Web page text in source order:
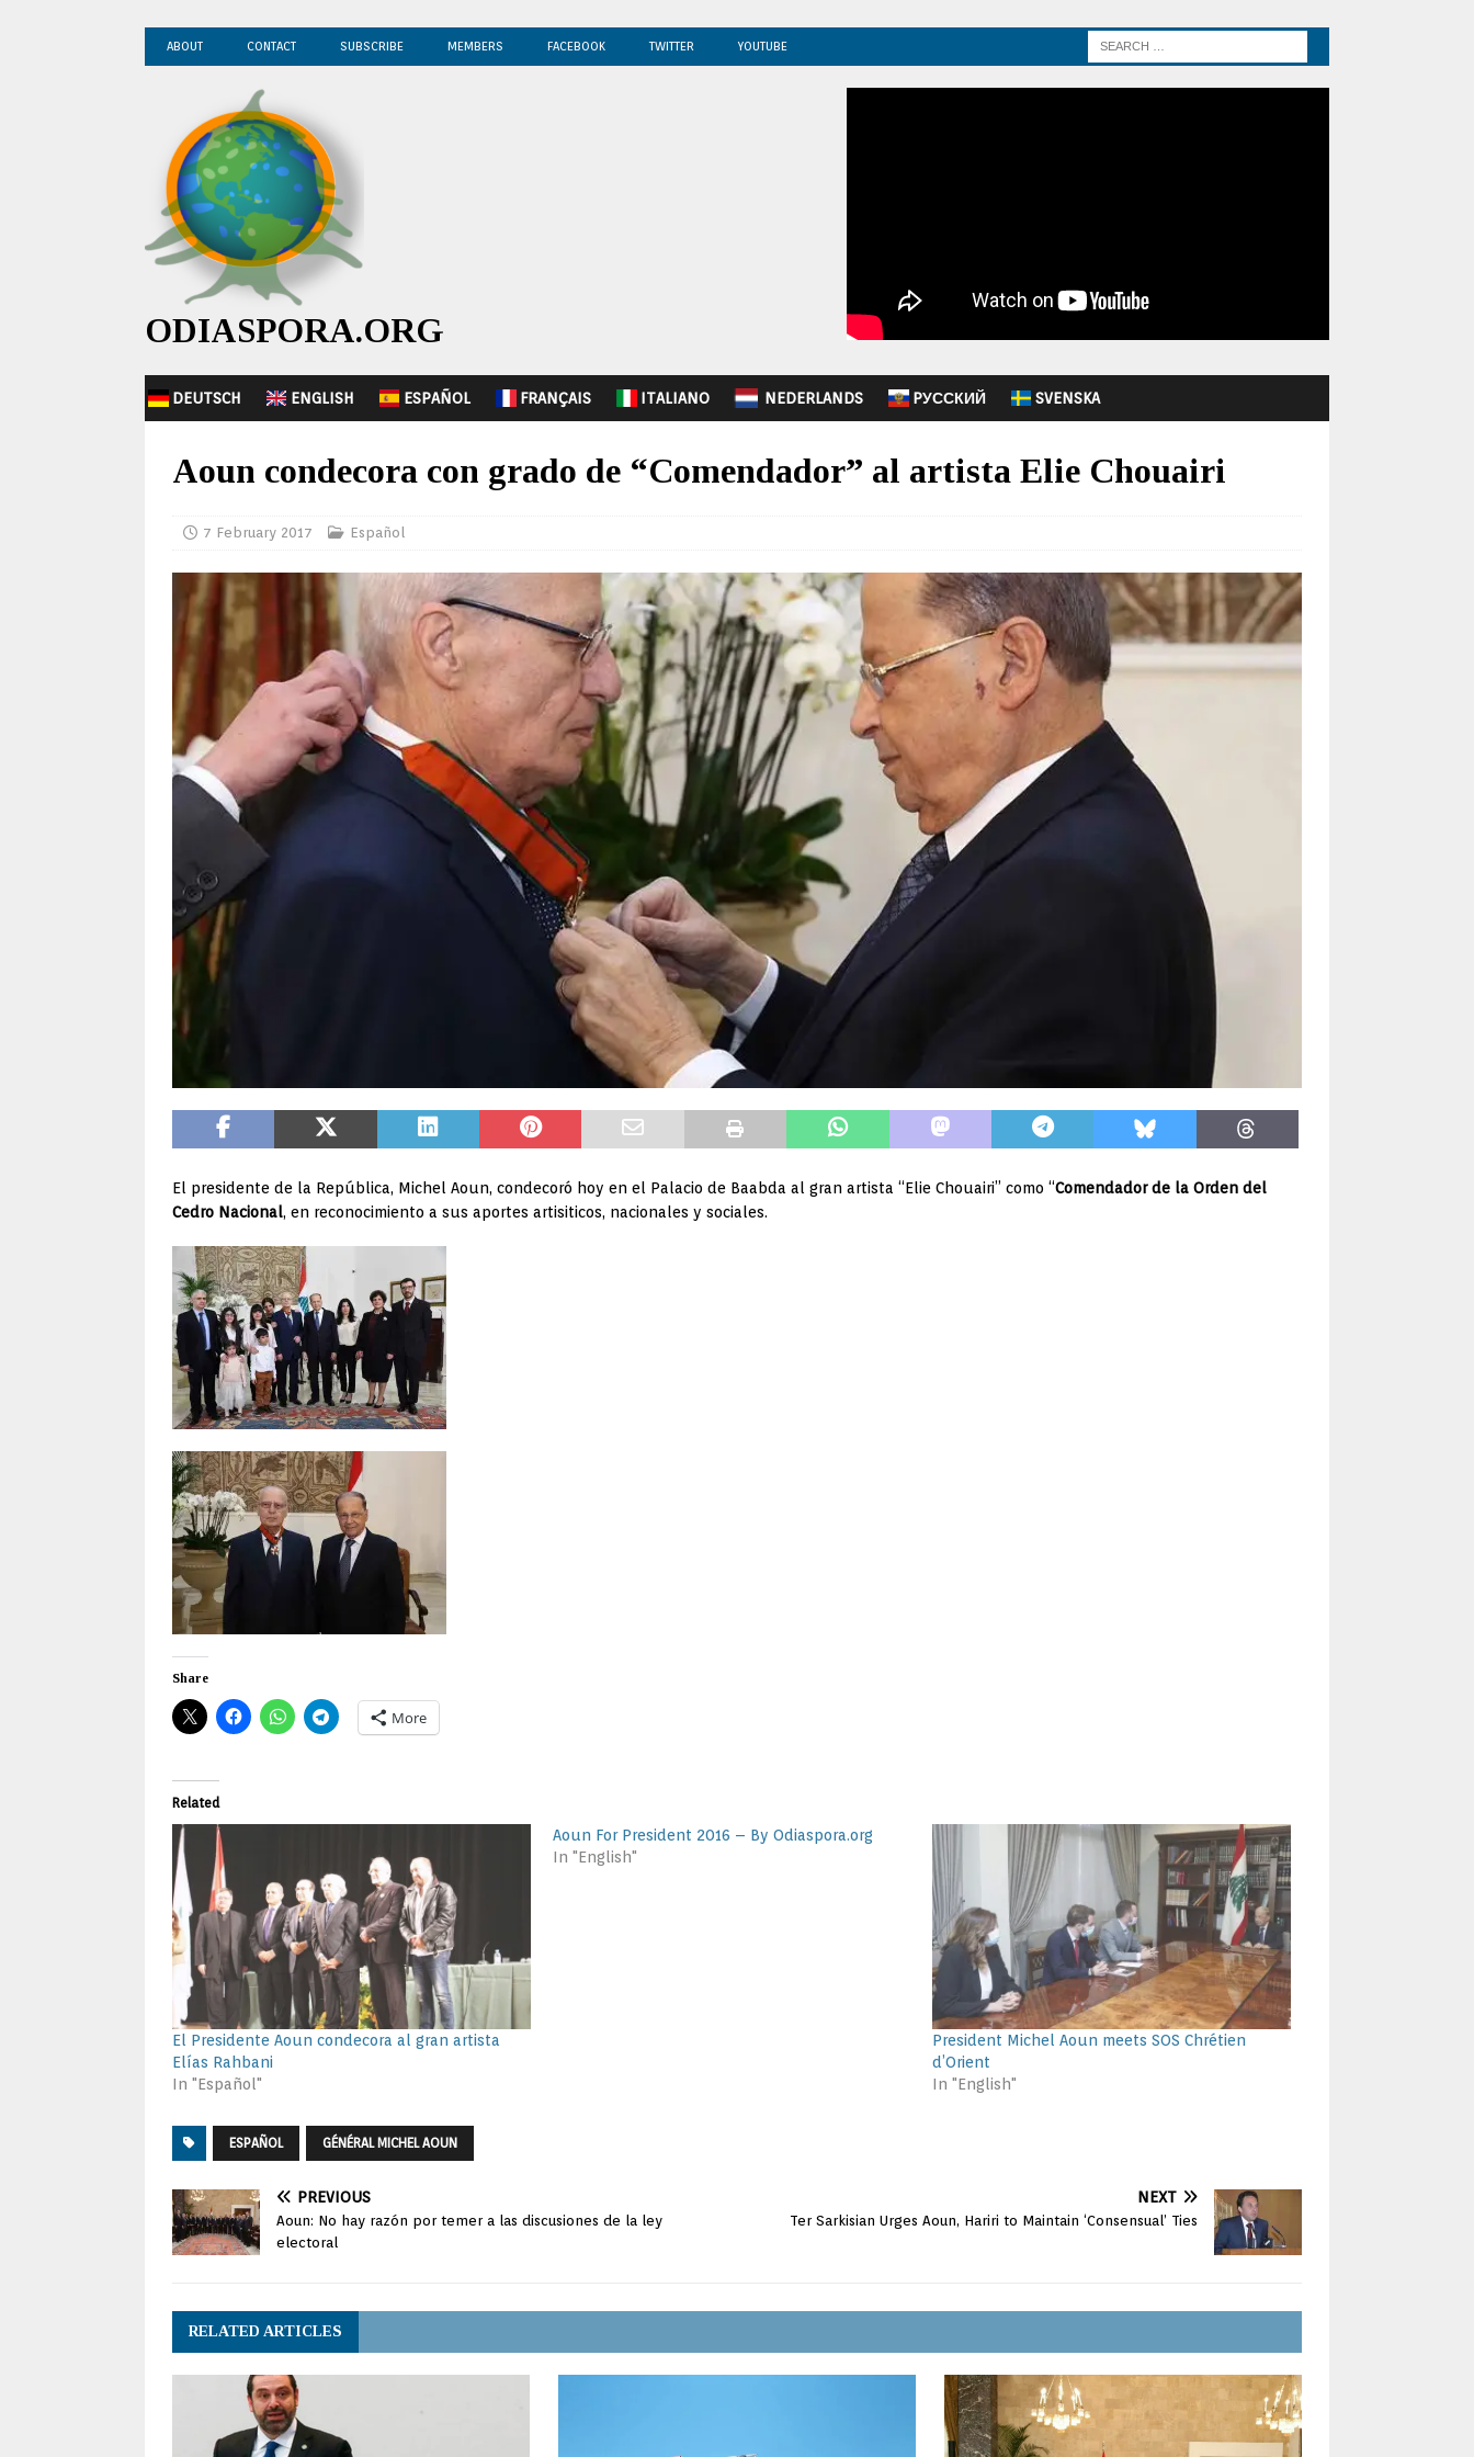
ABOUT CONTACT SUBSCRIBE MEMBERS FACEBOOK TWITTER YOUTUBE
ODIASPORA.ORG
DEUTSCH ENGLISH ESPAÑOL FRANÇAIS ITALIANO NEDERLANDS PУССКИЙ SVENSKA
Aoun condecora con grado de “Comendador” al artista Elie Chouairi
7 February 2017 Español
El presidente de la República, Michel Aoun, condecoró hoy en el Palacio de Baabda al gran artista “Elie Chouairi” como “Comendador de la Orden del
Cedro Nacional, en reconocimiento a sus aportes artisiticos, nacionales y sociales.
Share
More
Related
El Presidente Aoun condecora al gran artista
Elías Rahbani
In "Español"
Aoun For President 2016 – By Odiaspora.org
In "English"
President Michel Aoun meets SOS Chrétien
d’Orient
In "English"
ESPAÑOL GÉNÉRAL MICHEL AOUN
PREVIOUS
Aoun: No hay razón por temer a las discusiones de la ley
electoral
NEXT
Ter Sarkisian Urges Aoun, Hariri to Maintain ‘Consensual’ Ties
RELATED ARTICLES